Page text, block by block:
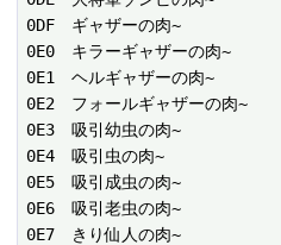
0DF　ギャザーの肉~
0E0　キラーギャザーの肉~
0E1　ヘルギャザーの肉~
0E2　フォールギャザーの肉~
0E3　吸引幼虫の肉~
0E4　吸引虫の肉~
0E5　吸引成虫の肉~
0E6　吸引老虫の肉~
0E7　きり仙人の肉~